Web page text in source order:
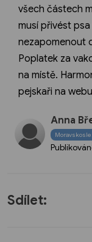
všech částech
musí přivést
nezapomenout
Poplatek za
na místě.
pejskaři na
Anna
Sdílet: